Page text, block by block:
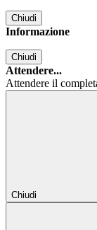
Chiudi
Informazione
Chiudi
Attendere...
Attendere il
Chiudi